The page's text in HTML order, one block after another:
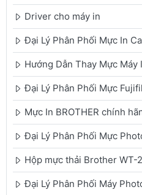
Driver cho máy in
Đại Lý Phân Phối Mực In
Hướng Dẫn Thay Mực Máy
Đại Lý Phân Phối Mực
Mực In BROTHER chính
Đại Lý Phân Phối Mực
Hộp mực thải Brother WT-
Đại Lý Phân Phối Máy